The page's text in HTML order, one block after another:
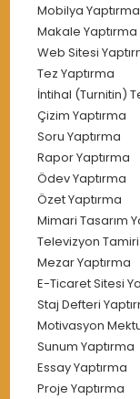
Mobilya Yaptırma
Makale Yaptırma
Web Sitesi
Tez Yaptırma
İntihal (Turnitin)
Çizim Yaptırma
Soru Yaptırma
Rapor Yaptırma
Ödev Yaptırma
Özet Yaptırma
Mimari Tasarım
Televizyon
Mezar Yaptırma
E-Ticaret Sitesi
Staj Defteri
Motivasyon
Sunum Yaptırma
Essay Yaptırma
Proje Yaptırma